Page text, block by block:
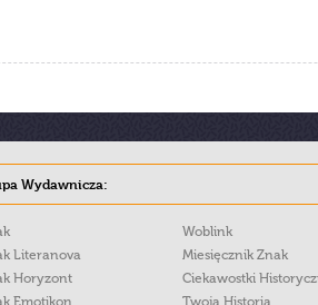
Wydawnicza:
Literanova
Horyzont
Emotikon
Woblink
Miesięcznik Znak
Ciekawostki
Twoja Historia